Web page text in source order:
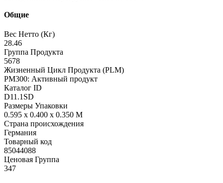
Общие
Вес Нетто (Кг)
28.46
Группа Продукта
5678
Жизненный Цикл Продукта (PLM)
PM300: Активный продукт
Каталог ID
D11.1SD
Размеры Упаковки
0.595 x 0.400 x 0.350 M
Страна происхождения
Германия
Товарный код
85044088
Ценовая Группа
347